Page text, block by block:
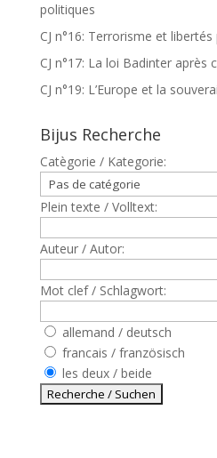
politiques
CJ n°16: Terrorisme et libertés
CJ n°17: La loi Badinter après
CJ n°19: L’Europe et la
Bijus Recherche
Catègorie / Kategorie:
Plein texte / Volltext:
Auteur / Autor:
Mot clef / Schlagwort:
allemand / deutsch
francais / französisch
les deux / beide